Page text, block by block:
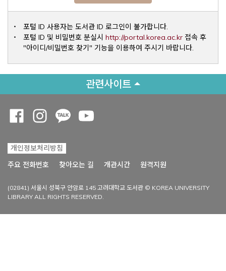
포털 ID 사용자는 도서관 ID 로그인이 불가합니다.
포털 ID 및 비밀번호 분실시 http://portal.korea.ac.krOpens a
접속 후
"아이디/비밀번호 찾기" 기능을 이용하여 주시기 바랍니다.
관련사이트
개인정보처리방침
주요 전화번호
찾아오는 길 개관시간 원격지원
(02841) 서울시 성북구 안암로 145 고려대학교 도서관 © KOREA UNIVERSITY
LIBRARY ALL RIGHTS RESERVED.
Opens a new window
Opens a new window
Opens a new window